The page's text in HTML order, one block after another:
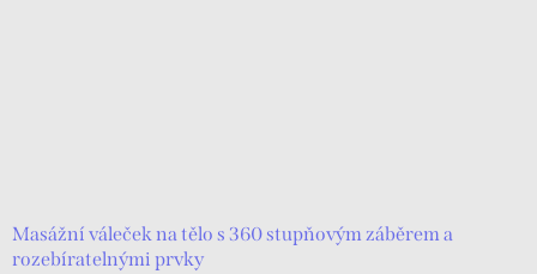
Masážní váleček na tělo s 360 stupňovým záběrem a
rozebíratelnými prvky